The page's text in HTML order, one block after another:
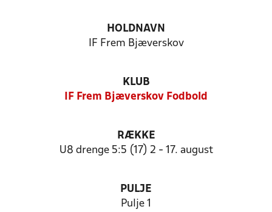
HOLDNAVN
IF Frem Bjæverskov
KLUB
IF Frem Bjæverskov Fodbold
RÆKKE
U8 drenge 5:5 (17) 2 - 17. august
PULJE
Pulje 1